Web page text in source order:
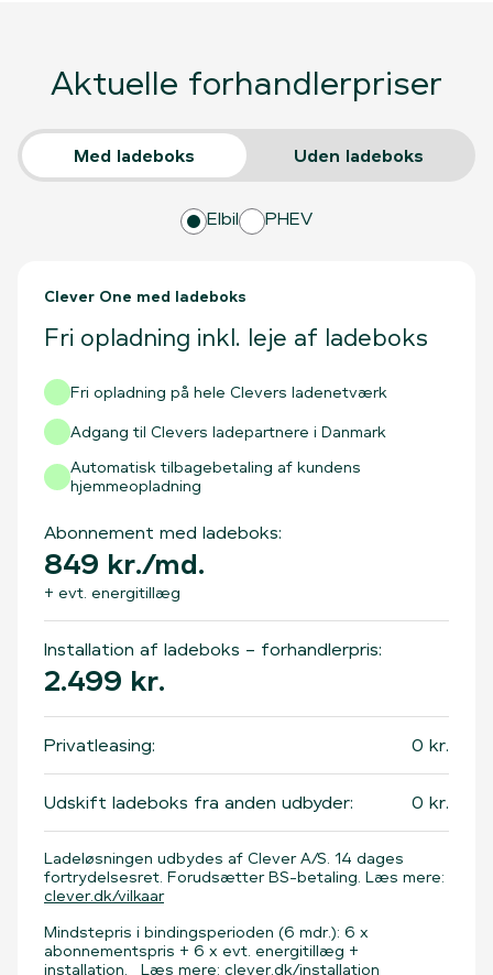
Aktuelle forhandlerpriser
Med ladeboks Uden ladeboks
Elbil PHEV
Clever One med ladeboks
Fri opladning inkl. leje af ladeboks
Fri opladning på hele Clevers ladenetværk
Adgang til Clevers ladepartnere i Danmark
Automatisk tilbagebetaling af kundens
hjemmeopladning
Abonnement med ladeboks:
849 kr./md.
+ evt. energitillæg
Installation af ladeboks – forhandlerpris:
2.499 kr.
Privatleasing: 0 kr.
Udskift ladeboks fra anden udbyder: 0 kr.
Ladeløsningen udbydes af Clever A/S. 14 dages
fortrydelsesret. Forudsætter BS-betaling. Læs mere:
clever.dk/vilkaar
Mindstepris i bindingsperioden (6 mdr.): 6 x
abonnementspris + 6 x evt. energitillæg +
installation. Læs mere: clever.dk/installation